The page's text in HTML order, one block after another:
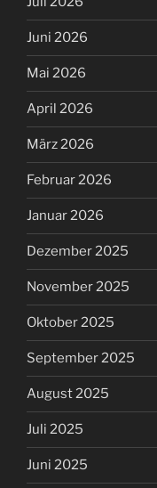
Juni 2026
Mai 2026
April 2026
März 2026
Februar 2026
Januar 2026
Dezember 2025
November 2025
Oktober 2025
September 2025
August 2025
Juli 2025
Juni 2025